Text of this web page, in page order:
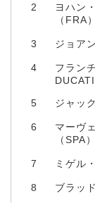
2
ヨハン
（FRA
3 ジョア
4
フラン
DUCATI
5 ジャッ
6
マーヴ
（SPA
7 ミゲル
8 ブラッ